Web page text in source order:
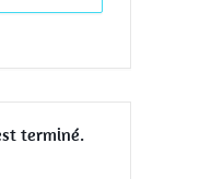
terminé.